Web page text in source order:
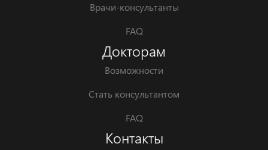
Врачи-консультанты
FAQ
Докторам
Возможности
Стать консультантом
FAQ
Контакты